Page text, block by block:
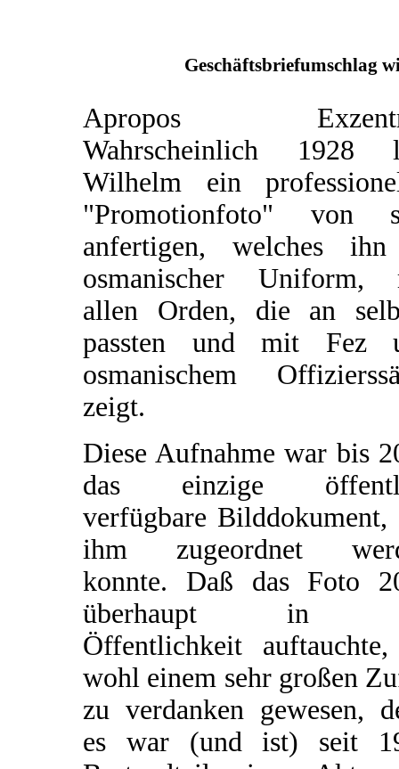
Geschäftsbriefumschlag
Apropos
Wahrscheinlich 1928
Wilhelm ein
"Promotionfoto" von
anfertigen, welches
osmanischer Uniform,
allen Orden, die an
passten und mit Fez
osmanischem
zeigt.
Diese Aufnahme war bis
das einzige
verfügbare Bilddokument,
ihm zugeordnet
konnte. Daß das Foto
überhaupt in
Öffentlichkeit
wohl einem sehr großen
zu verdanken gewesen,
es war (und ist) seit